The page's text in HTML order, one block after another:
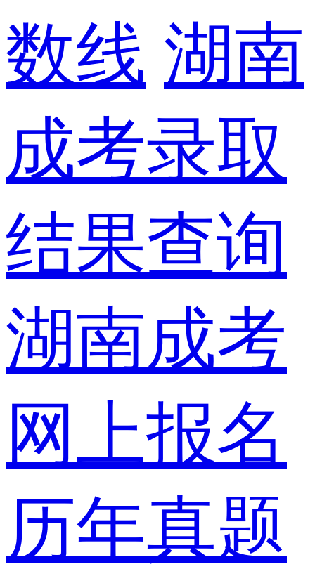
数线 湖南
成考录取
结果查询
湖南成考
网上报名
历年真题